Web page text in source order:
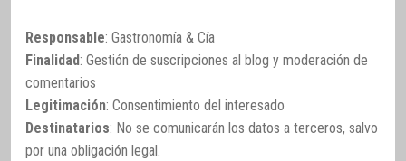
Responsable: Gastronomía & Cía
Finalidad: Gestión de suscripciones al blog y moderación de
comentarios
Legitimación: Consentimiento del interesado
Destinatarios: No se comunicarán los datos a terceros, salvo
por una obligación legal.